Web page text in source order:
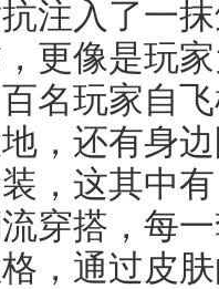
注入了一
更像是玩
名玩家自
，还有身
，这其中
穿搭，每
，通过皮